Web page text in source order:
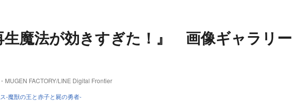
生魔法が効きすぎた！』 画像ギャラリー
MUGEN FACTORY/LINE Digital Frontier
-魔獣の王と赤子と屍の勇者-